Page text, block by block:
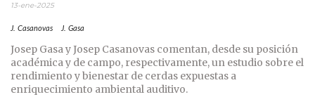
13-ene-2025
J. Casanovas J. Gasa
Josep Gasa y Josep Casanovas comentan, desde su posición
académica y de campo, respectivamente, un estudio sobre el
rendimiento y bienestar de cerdas expuestas a
enriquecimiento ambiental auditivo.